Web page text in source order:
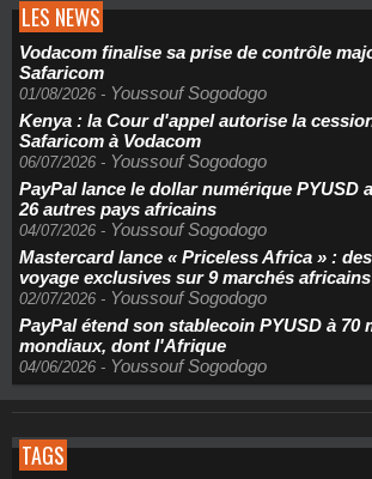
LES NEWS
Vodacom finalise sa prise de contrôle
Safaricom
01/08/2026 - Youssouf Sogodogo
Kenya : la Cour d'appel autorise la
Safaricom à Vodacom
06/07/2026 - Youssouf Sogodogo
PayPal lance le dollar numérique PYUSD
26 autres pays africains
04/07/2026 - Youssouf Sogodogo
Mastercard lance « Priceless Africa » :
voyage exclusives sur 9 marchés africains
02/07/2026 - Youssouf Sogodogo
PayPal étend son stablecoin PYUSD à 70
mondiaux, dont l'Afrique
04/06/2026 - Youssouf Sogodogo
TAGS